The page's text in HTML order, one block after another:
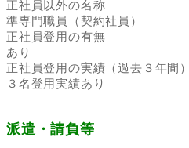
正社員以外の名称
準専門職員（契約社員）
正社員登用の有無
あり
正社員登用の実績（過去３年間）
３名登用実績あり
派遣・請負等